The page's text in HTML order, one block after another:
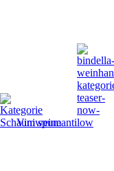
Vini spumanti